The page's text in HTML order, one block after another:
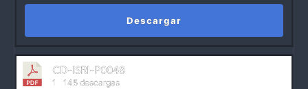
Descargar
CD-ISRI-P0048
1 145 descargas